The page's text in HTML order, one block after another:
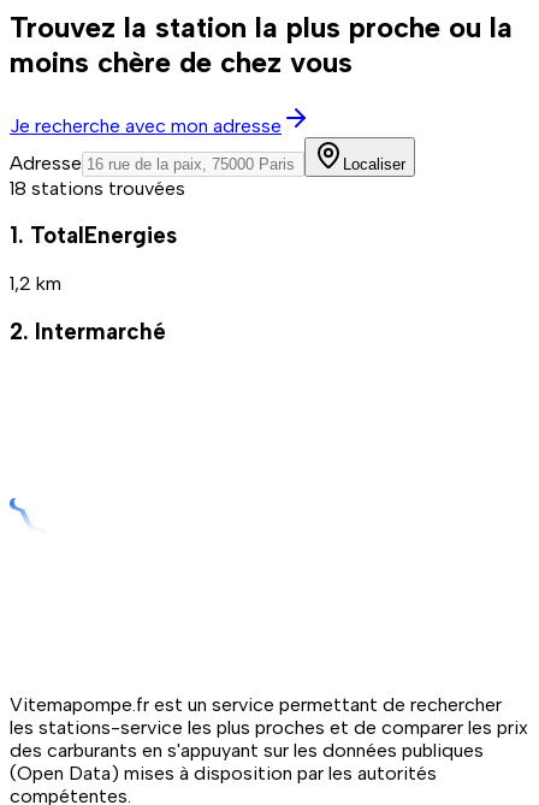
Trouvez la station la plus proche ou la
moins chère de chez vous
Je recherche avec mon adresse
Adresse
Localiser
18 stations trouvées
1. TotalEnergies
1,2 km
2. Intermarché
Vitemapompe.fr est un service permettant de rechercher
les stations-service les plus proches et de comparer les prix
des carburants en s'appuyant sur les données publiques
(Open Data) mises à disposition par les autorités
compétentes.